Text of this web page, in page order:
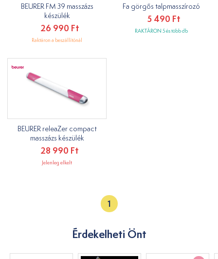
BEURER FM 39 masszázs
készülék
26 990 Ft
Raktáron a beszállítónál
Fa görgős talpmasszírozó
5 490 Ft
RAKTÁRON 5 és több db
BEURER releaZer compact
masszázs készülék
28 990 Ft
Jelenleg elkelt
1
Érdekelheti Önt